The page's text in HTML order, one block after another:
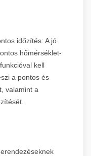
időzítés: A jó
hőmérséklet-
kell
a pontos és
valamint a